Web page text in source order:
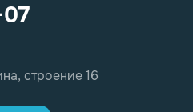
строение 16